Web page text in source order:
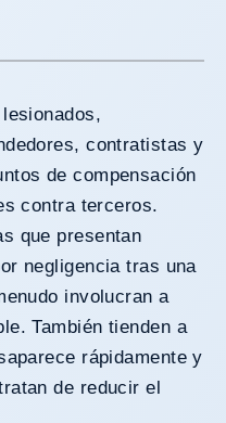
contratistas y
de compensación
contra terceros.
que presentan
negligencia tras una
involucran a
También tienden a
rápidamente y
de reducir el